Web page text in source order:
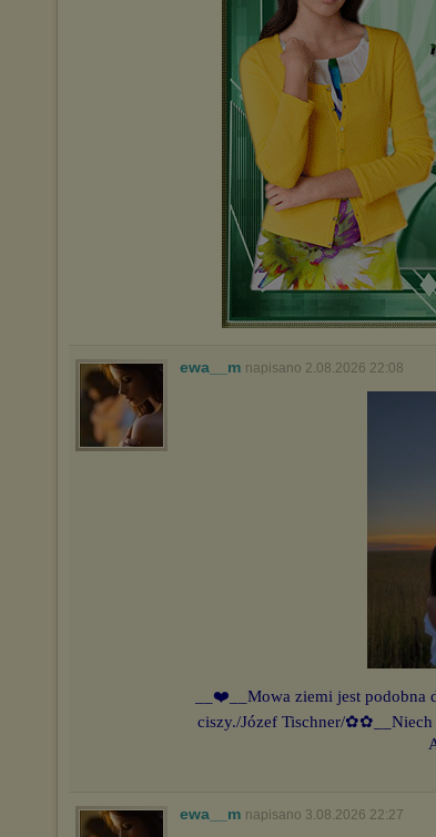
ewa__m napisano 2.08.2026 22:08
__❤️__Mowa ziemi jest podobna
ciszy./Józef Tischner/
ewa__m napisano 3.08.2026 22:27